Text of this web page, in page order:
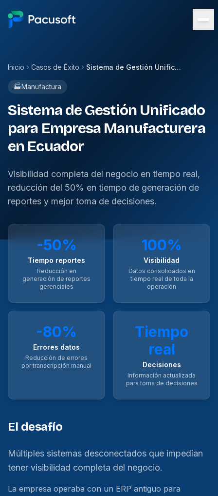
Inicio Casos de Éxito Sistema de Gestión Unificado para Empresa Manufacturera en Ecuador
🏭Manufactura
Sistema de Gestión Unificado
para Empresa Manufacturera
en Ecuador
Visibilidad completa del negocio en tiempo real,
reducción del 50% en tiempo de generación de
reportes y mejor toma de decisiones.
-50%
Tiempo reportes
Reducción en
generación de reportes
gerenciales
100%
Visibilidad
Datos consolidados en
tiempo real de toda la
operación
-80%
Errores datos
Reducción de errores
por transcripción manual
Tiempo
real
Decisiones
Información actualizada
para toma de decisiones
El desafío
Múltiples sistemas desconectados que impedían
tener visibilidad completa del negocio.
La empresa operaba con un ERP antiguo para